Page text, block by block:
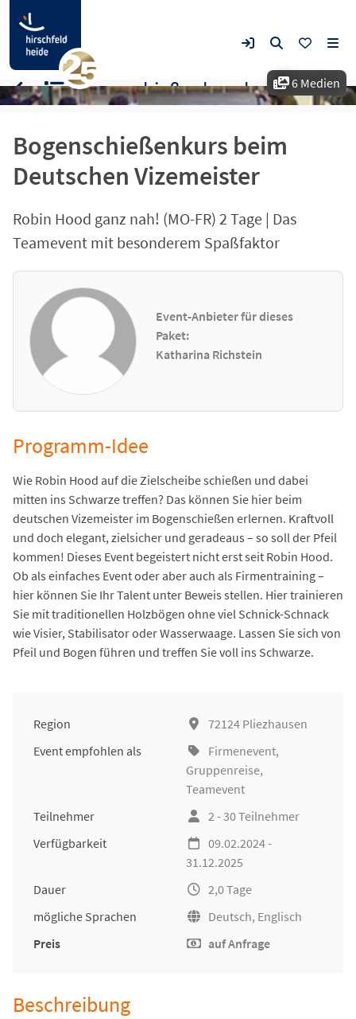
6 Medien
Bogenschießenkurs beim
Deutschen Vizemeister
Robin Hood ganz nah! (MO-FR) 2 Tage | Das
Teamevent mit besonderem Spaßfaktor
Event-Anbieter für dieses
Paket:
Katharina Richstein
Bogenschießenkurs beim Deutschen Vizemeister
Programm-Idee
Wie Robin Hood auf die Zielscheibe schießen und dabei
mitten ins Schwarze treffen? Das können Sie hier beim
deutschen Vizemeister im Bogenschießen erlernen. Kraftvoll
und doch elegant, zielsicher und geradeaus – so soll der Pfeil
kommen! Dieses Event begeistert nicht erst seit Robin Hood.
Ob als einfaches Event oder aber auch als Firmentraining –
hier können Sie Ihr Talent unter Beweis stellen. Hier trainieren
Sie mit traditionellen Holzbögen ohne viel Schnick-Schnack
wie Visier, Stabilisator oder Wasserwaage. Lassen Sie sich von
Pfeil und Bogen führen und treffen Sie voll ins Schwarze.
Region
72124 Pliezhausen
Event empfohlen als
Firmenevent,
Gruppenreise,
Teamevent
Teilnehmer
2 - 30 Teilnehmer
Verfügbarkeit
09.02.2024 -
31.12.2025
Dauer
2,0 Tage
mögliche Sprachen
Deutsch, Englisch
Preis
auf Anfrage
Beschreibung